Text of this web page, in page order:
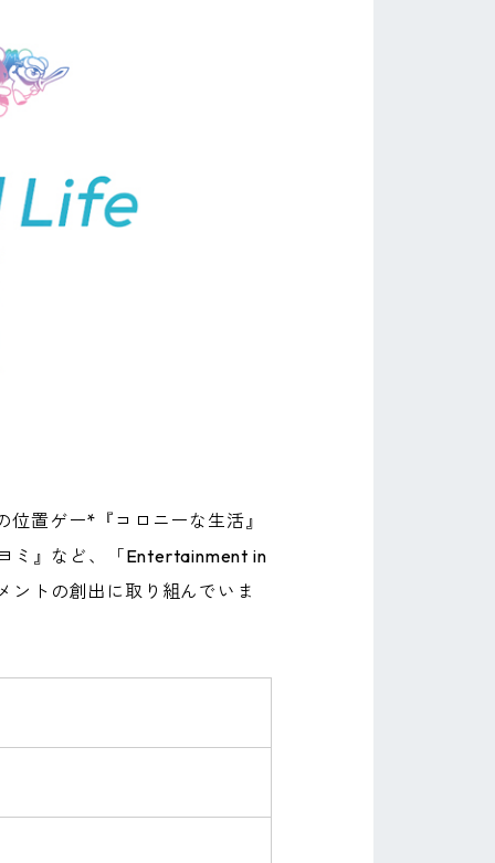
置ゲー*『コロニーな生活』
ミ』など、「Entertainment in
ントの創出に取り組んでいま